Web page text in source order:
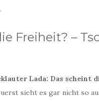
Freiheit? –
Lada: Das scheint
sieht es gar nicht so